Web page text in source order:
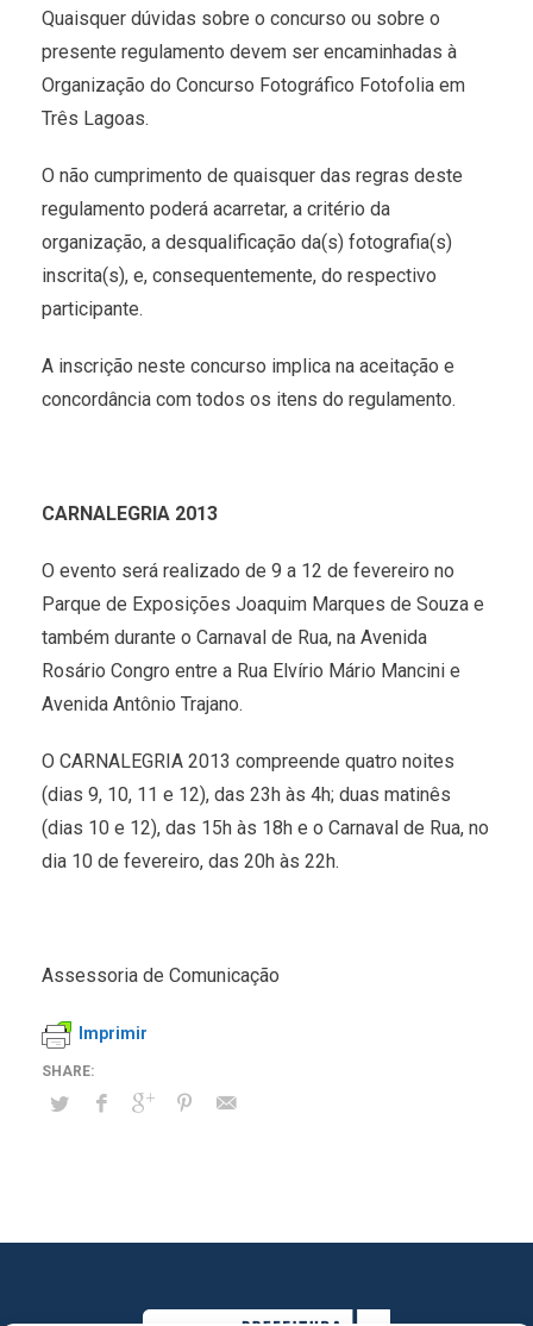
Quaisquer dúvidas sobre o concurso ou sobre o
presente regulamento devem ser encaminhadas à
Organização do Concurso Fotográfico Fotofolia em
Três Lagoas.
O não cumprimento de quaisquer das regras deste
regulamento poderá acarretar, a critério da
organização, a desqualificação da(s) fotografia(s)
inscrita(s), e, consequentemente, do respectivo
participante.
A inscrição neste concurso implica na aceitação e
concordância com todos os itens do regulamento.
CARNALEGRIA 2013
O evento será realizado de 9 a 12 de fevereiro no
Parque de Exposições Joaquim Marques de Souza e
também durante o Carnaval de Rua, na Avenida
Rosário Congro entre a Rua Elvírio Mário Mancini e
Avenida Antônio Trajano.
O CARNALEGRIA 2013 compreende quatro noites
(dias 9, 10, 11 e 12), das 23h às 4h; duas matinês
(dias 10 e 12), das 15h às 18h e o Carnaval de Rua, no
dia 10 de fevereiro, das 20h às 22h.
Assessoria de Comunicação
Imprimir